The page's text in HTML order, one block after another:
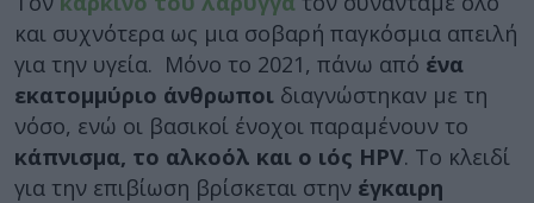
και συχνότερα ως μια σοβαρή παγκόσμια απειλή
για την υγεία. Μόνο το 2021, πάνω από ένα
εκατομμύριο άνθρωποι διαγνώστηκαν με τη
νόσο, ενώ οι βασικοί ένοχοι παραμένουν το
κάπνισμα, το αλκοόλ και ο ιός HPV. Το κλειδί
για την επιβίωση βρίσκεται στην έγκαιρη